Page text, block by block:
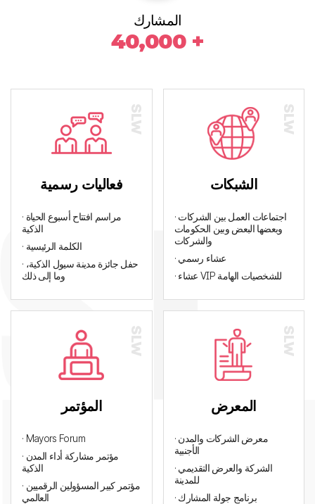
المشارك
40,000 +
فعاليات رسمية
· مراسم افتتاح أسبوع الحياة
الذكية
· الكلمة الرئيسية
· حفل جائزة مدينة سيول الذكية،
وما إلى ذلك
الشبكات
· اجتماعات العمل بين الشركات
وبعضها البعض وبين الحكومات
والشركات
· عشاء رسمي
· عشاء VIP للشخصيات الهامة
المؤتمر
· Mayors Forum
· مؤتمر مشاركة أداء المدن
الذكية
· مؤتمر كبير المسؤولين الرقميين
العالمي
المعرض
· معرض الشركات والمدن
الأجنبية
· الشركة والعرض التقديمي
للمدينة
· برنامج جولة المشارك